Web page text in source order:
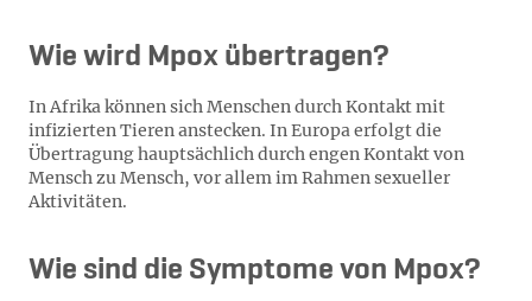
Wie wird Mpox übertragen?
In Afrika können sich Menschen durch Kontakt mit
infizierten Tieren anstecken. In Europa erfolgt die
Übertragung hauptsächlich durch engen Kontakt von
Mensch zu Mensch, vor allem im Rahmen sexueller
Aktivitäten.
Wie sind die Symptome von Mpox?